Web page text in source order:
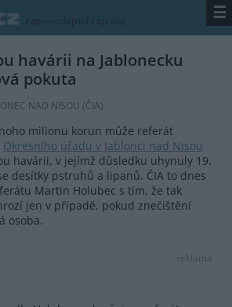
/ zpravodajství / zprávy ☰
havárii na Jablonecku
pokuta
NAD NISOU (ČIA)
milionu korun může referát
Okresního úřadu v Jablonci nad Nisou
havárii, v jejímž důsledku uhynuly 19.
desítky pstruhů a lipanů. ČIA to dnes
Martin Holubec s tím, že tak
jen v případě, pokud znečištění
osoba.
reklama